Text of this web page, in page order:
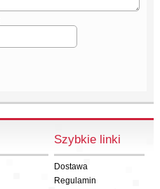
Szybkie linki
Dostawa
Regulamin